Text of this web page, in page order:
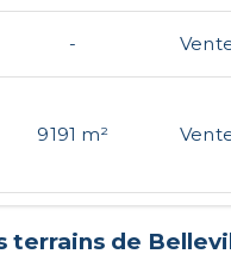
-
9191 m²
terrains de